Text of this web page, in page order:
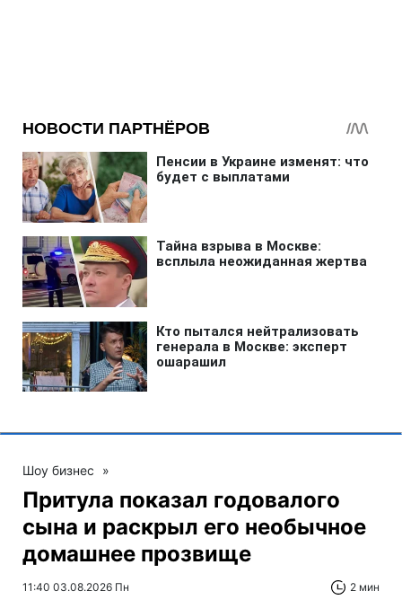
Шоу бизнес »
Притула показал годовалого
сына и раскрыл его необычное
домашнее прозвище
11:40 03.08.2026 Пн 2 мин